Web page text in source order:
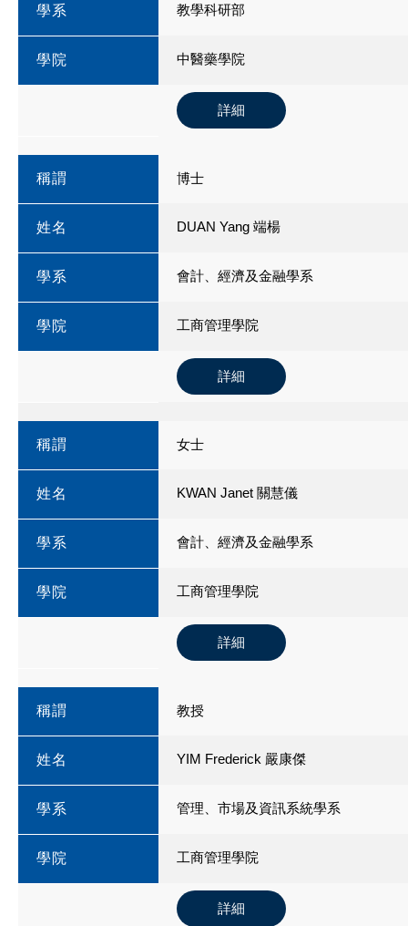
學系 教學科研部
學院 中醫藥學院
詳細
稱謂 博士
姓名 DUAN Yang 端楊
學系 會計、經濟及金融學系
學院 工商管理學院
詳細
稱謂 女士
姓名 KWAN Janet 關慧儀
學系 會計、經濟及金融學系
學院 工商管理學院
詳細
稱謂 教授
姓名 YIM Frederick 嚴康傑
學系 管理、市場及資訊系統學系
學院 工商管理學院
詳細